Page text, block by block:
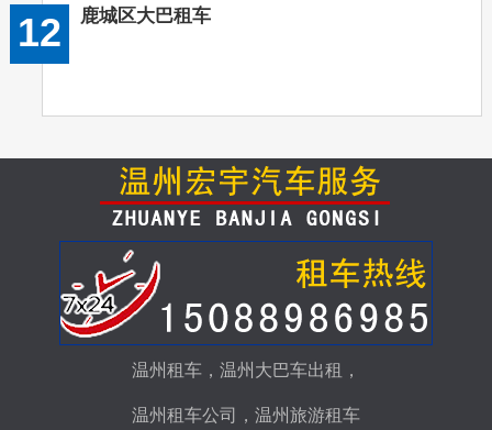
12 鹿城区大巴租车
温州租车， 温州大巴车出租 ，
温州租车公司 ， 温州旅游租车